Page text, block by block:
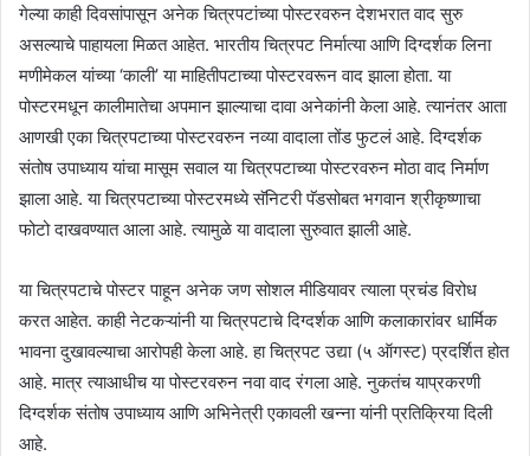
गेल्या काही दिवसांपासून अनेक चित्रपटांच्या पोस्टरवरुन देशभरात वाद सुरु
असल्याचे पाहायला मिळत आहेत. भारतीय चित्रपट निर्मात्या आणि दिग्दर्शक लिना
मणीमेकल यांच्या ‘काली’ या माहितीपटाच्या पोस्टरवरून वाद झाला होता. या
पोस्टरमधून कालीमातेचा अपमान झाल्याचा दावा अनेकांनी केला आहे. त्यानंतर आता
आणखी एका चित्रपटाच्या पोस्टरवरुन नव्या वादाला तोंड फुटलं आहे. दिग्दर्शक
संतोष उपाध्याय यांचा मासूम सवाल या चित्रपटाच्या पोस्टरवरुन मोठा वाद निर्माण
झाला आहे. या चित्रपटाच्या पोस्टरमध्ये सॅनिटरी पॅडसोबत भगवान श्रीकृष्णाचा
फोटो दाखवण्यात आला आहे. त्यामुळे या वादाला सुरुवात झाली आहे.
या चित्रपटाचे पोस्टर पाहून अनेक जण सोशल मीडियावर त्याला प्रचंड विरोध
करत आहेत. काही नेटकऱ्यांनी या चित्रपटाचे दिग्दर्शक आणि कलाकारांवर धार्मिक
भावना दुखावल्याचा आरोपही केला आहे. हा चित्रपट उद्या (५ ऑगस्ट) प्रदर्शित होत
आहे. मात्र त्याआधीच या पोस्टरवरुन नवा वाद रंगला आहे. नुकतंच याप्रकरणी
दिग्दर्शक संतोष उपाध्याय आणि अभिनेत्री एकावली खन्ना यांनी प्रतिक्रिया दिली
आहे.